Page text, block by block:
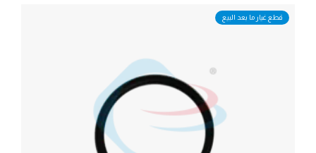
قطع غيار ما بعد البيع